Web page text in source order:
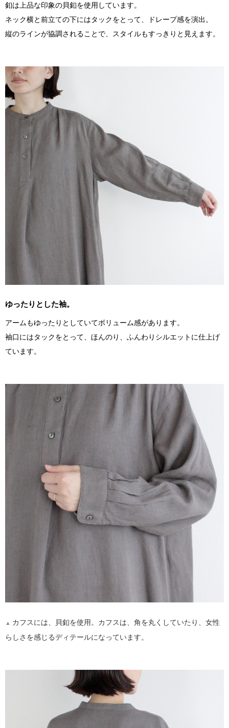
釦は上品な印象の貝釦を使用しています。
ネック横と前立ての下にはタックをとって、ドレープ感を演出。
縦のラインが協調されることで、スタイルもすっきりと見えます。
ゆったりとした袖。
アームもゆったりとしていてボリューム感があります。
袖口にはタックをとって、ほんのり、ふんわりシルエットに仕上げ
ています。
▲ カフスには、貝釦を使用。カフスは、角を丸くしていたり、女性
らしさを感じるディテールになっています。